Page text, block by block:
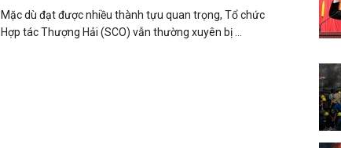
Mặc dù đạt được nhiều thành tựu quan trọng, Tổ chức
Hợp tác Thượng Hải (SCO) vẫn thường xuyên bị ...